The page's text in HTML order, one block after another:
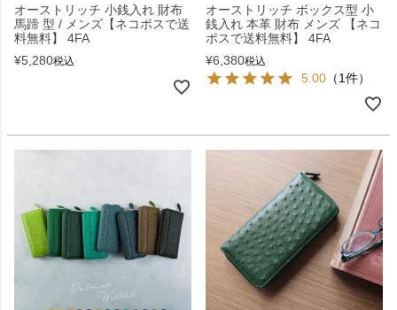
オーストリッチ 小銭入れ 財布
馬蹄 型 / メンズ【ネコポスで送
料無料】 4FA
¥5,280税込
オーストリッチ ボックス型 小
銭入れ 本革 財布 メンズ 【ネコ
ポスで送料無料】 4FA
¥6,380税込
5.00 （1件）